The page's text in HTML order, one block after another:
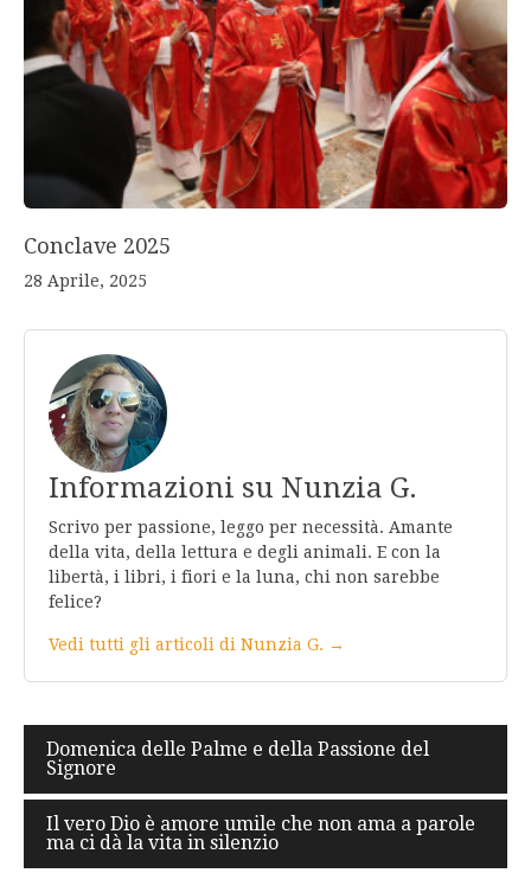
Conclave 2025
28 Aprile, 2025
Informazioni su Nunzia G.
Scrivo per passione, leggo per necessità. Amante
della vita, della lettura e degli animali. E con la
libertà, i libri, i fiori e la luna, chi non sarebbe
felice?
Vedi tutti gli articoli di Nunzia G. →
Navigazione
articoli
Domenica delle Palme e della Passione del
Signore
Il vero Dio è amore umile che non ama a parole
ma ci dà la vita in silenzio